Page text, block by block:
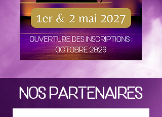
Nos partenaires